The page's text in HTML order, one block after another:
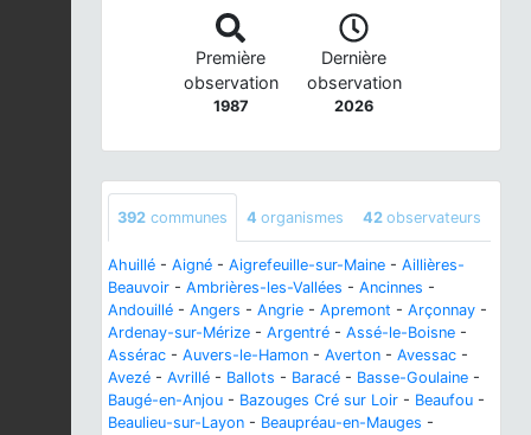
Première
observation
1987
Dernière
observation
2026
392 communes 4 organismes 42 observateurs
Ahuillé - Aigné - Aigrefeuille-sur-Maine - Aillières-
Beauvoir - Ambrières-les-Vallées - Ancinnes -
Andouillé - Angers - Angrie - Apremont - Arçonnay -
Ardenay-sur-Mérize - Argentré - Assé-le-Boisne -
Assérac - Auvers-le-Hamon - Averton - Avessac -
Avezé - Avrillé - Ballots - Baracé - Basse-Goulaine -
Baugé-en-Anjou - Bazouges Cré sur Loir - Beaufou -
Beaulieu-sur-Layon - Beaupréau-en-Mauges -